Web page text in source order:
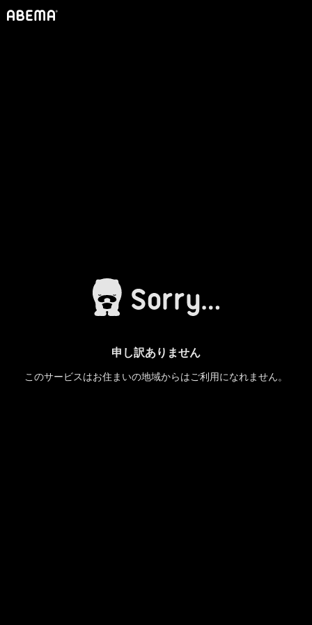
申し訳ありません
このサービスはお住まいの地域からはご利用になれません。